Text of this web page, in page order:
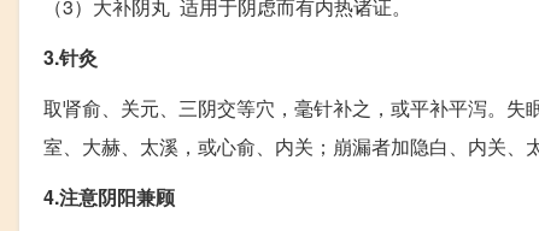
（3）大补阴丸 适用于阴虑而有内热诸证。
3.针灸
取肾俞、关元、三阴交等穴，毫针补之，或平补平泻。
室、大赫、太溪，或心俞、内关；崩漏者加隐白、内关、
4.注意阴阳兼顾